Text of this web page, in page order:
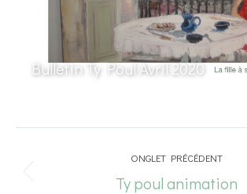
Bulletin Ty Poul Avril 2020
ONGLET PRÉCÉDENT
Onglet
Ty poul animation